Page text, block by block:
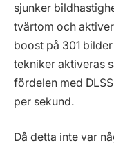
sjunker
tvärtom och
boost på 301
tekniker aktiveras
fördelen med
per sekund.
Då detta inte var